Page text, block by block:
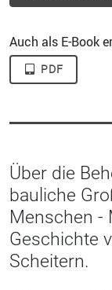
Auch als E-Book
PDF
Über die
bauliche
Menschen -
Geschichte
Scheitern.